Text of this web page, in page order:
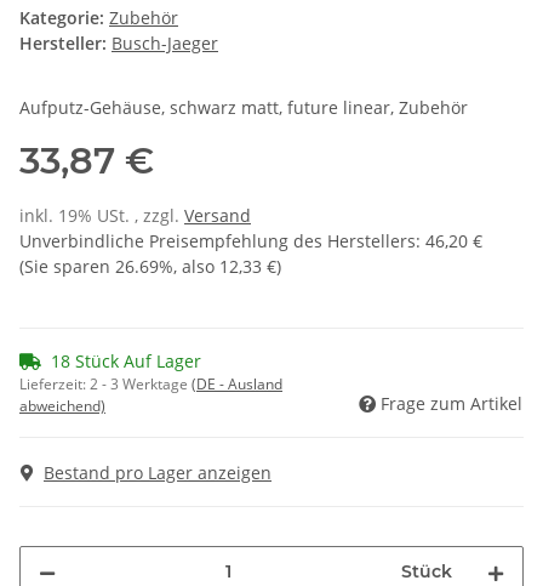
Kategorie: Zubehör
Hersteller: Busch-Jaeger
Aufputz-Gehäuse, schwarz matt, future linear, Zubehör
33,87 €
inkl. 19% USt. , zzgl. Versand
Unverbindliche Preisempfehlung des Herstellers: 46,20 €
(Sie sparen 26.69%, also 12,33 €)
18 Stück Auf Lager
Lieferzeit:2 - 3 Werktage (DE - Ausland
abweichend)
Frage zum Artikel
Bestand pro Lager anzeigen
Stück